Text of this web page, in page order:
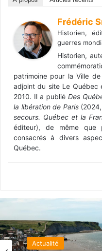
Frédéric
Historien,
guerres
Historien,
patrimoine pour la Ville
adjoint du site Le Québec
2010. Il a publié Des
la libération de Paris
secours. Québec et la
éditeur), de même que
consacrés à divers
Québec.
Actualité